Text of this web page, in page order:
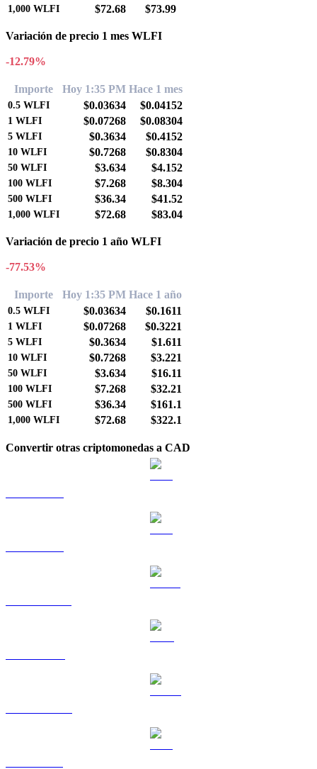
1,000 WLFI $72.68 $73.99
Variación de precio 1 mes WLFI
-12.79%
Importe Hoy 1:35 PM Hace 1 mes
0.5 WLFI $0.03634 $0.04152
1 WLFI $0.07268 $0.08304
5 WLFI $0.3634 $0.4152
10 WLFI $0.7268 $0.8304
50 WLFI $3.634 $4.152
100 WLFI $7.268 $8.304
500 WLFI $36.34 $41.52
1,000 WLFI $72.68 $83.04
Variación de precio 1 año WLFI
-77.53%
Importe Hoy 1:35 PM Hace 1 año
0.5 WLFI $0.03634 $0.1611
1 WLFI $0.07268 $0.3221
5 WLFI $0.3634 $1.611
10 WLFI $0.7268 $3.221
50 WLFI $3.634 $16.11
100 WLFI $7.268 $32.21
500 WLFI $36.34 $161.1
1,000 WLFI $72.68 $322.1
Convertir otras criptomonedas a CAD